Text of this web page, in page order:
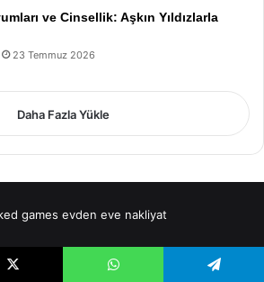
ve Cinsellik: Aşkın Yıldızlarla
23 Temmuz 2026
Daha Fazla Yükle
games evden eve nakliyat